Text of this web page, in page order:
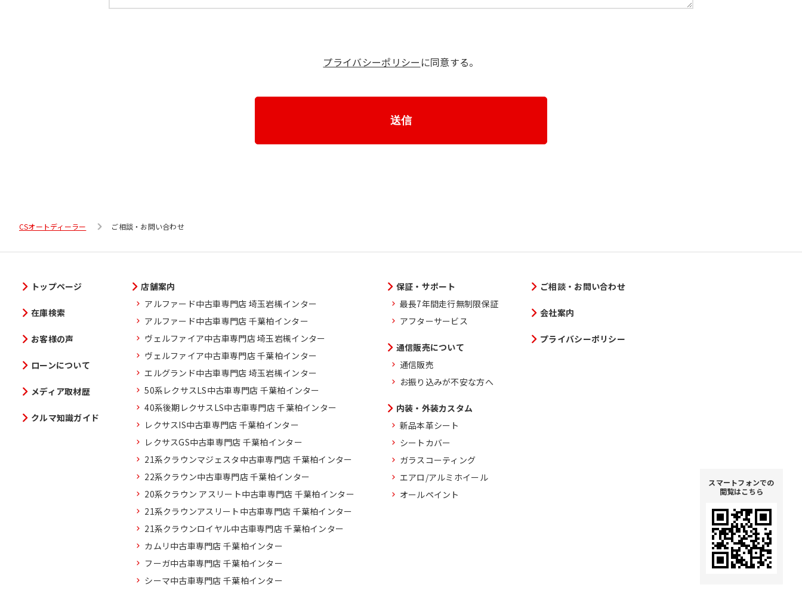
プライバシーポリシー に同意する。
送信
CSオートディーラー ご相談・お問い合わせ
トップページ
在庫検索
お客様の声
ローンについて
メディア取材歴
クルマ知識ガイド
店舗案内
アルファード中古車専門店 埼玉岩槻インター
アルファード中古車専門店 千葉柏インター
ヴェルファイア中古車専門店 埼玉岩槻インター
ヴェルファイア中古車専門店 千葉柏インター
エルグランド中古車専門店 埼玉岩槻インター
50系レクサスLS中古車専門店 千葉柏インター
40系後期レクサスLS中古車専門店 千葉柏インター
レクサスIS中古車専門店 千葉柏インター
レクサスGS中古車専門店 千葉柏インター
21系クラウンマジェスタ中古車専門店 千葉柏インター
22系クラウン中古車専門店 千葉柏インター
20系クラウン アスリート中古車専門店 千葉柏インター
21系クラウンアスリート中古車専門店 千葉柏インター
21系クラウンロイヤル中古車専門店 千葉柏インター
カムリ中古車専門店 千葉柏インター
フーガ中古車専門店 千葉柏インター
シーマ中古車専門店 千葉柏インター
保証・サポート
最長7年間走行無制限保証
アフターサービス
通信販売について
通信販売
お振り込みが不安な方へ
内装・外装カスタム
新品本革シート
シートカバー
ガラスコーティング
エアロ/アルミホイール
オールペイント
ご相談・お問い合わせ
会社案内
プライバシーポリシー
スマートフォンでの
閲覧はこちら